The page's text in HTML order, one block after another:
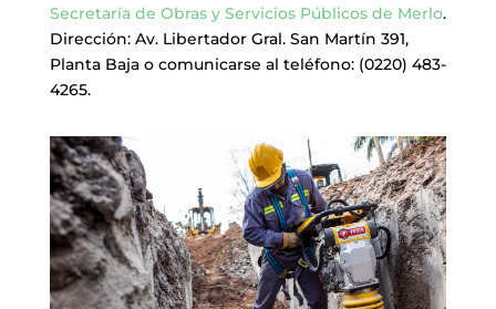
Secretaría de Obras y Servicios Públicos de Merlo.
Dirección: Av. Libertador Gral. San Martín 391,
Planta Baja o comunicarse al teléfono: (0220) 483-
4265.